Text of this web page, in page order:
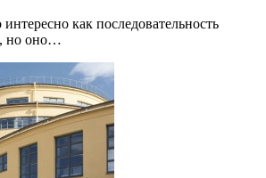
как последовательность
но оно…